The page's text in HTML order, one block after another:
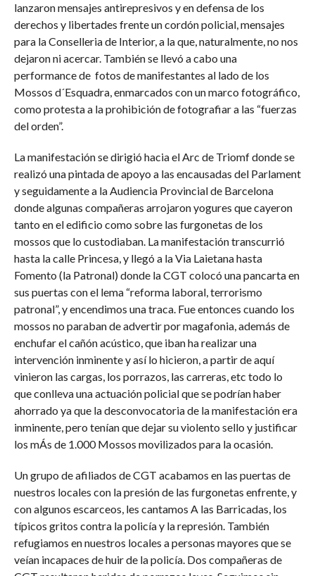
lanzaron mensajes antirepresivos y en defensa de los
derechos y libertades frente un cordón policial, mensajes
para la Conselleria de Interior, a la que, naturalmente, no nos
dejaron ni acercar. También se llevó a cabo una
performance de fotos de manifestantes al lado de los
Mossos d´Esquadra, enmarcados con un marco fotográfico,
como protesta a la prohibición de fotografiar a las “fuerzas
del orden”.
La manifestación se dirigió hacia el Arc de Triomf donde se
realizó una pintada de apoyo a las encausadas del Parlament
y seguidamente a la Audiencia Provincial de Barcelona
donde algunas compañeras arrojaron yogures que cayeron
tanto en el edificio como sobre las furgonetas de los
mossos que lo custodiaban. La manifestación transcurrió
hasta la calle Princesa, y llegó a la Via Laietana hasta
Fomento (la Patronal) donde la CGT colocó una pancarta en
sus puertas con el lema “reforma laboral, terrorismo
patronal”, y encendimos una traca. Fue entonces cuando los
mossos no paraban de advertir por magafonia, además de
enchufar el cañón acústico, que iban ha realizar una
intervención inminente y así lo hicieron, a partir de aquí
vinieron las cargas, los porrazos, las carreras, etc todo lo
que conlleva una actuación policial que se podrían haber
ahorrado ya que la desconvocatoria de la manifestación era
inminente, pero tenían que dejar su violento sello y justificar
los mÁs de 1.000 Mossos movilizados para la ocasión.
Un grupo de afiliados de CGT acabamos en las puertas de
nuestros locales con la presión de las furgonetas enfrente, y
con algunos escarceos, les cantamos A las Barricadas, los
típicos gritos contra la policía y la represión. También
refugiamos en nuestros locales a personas mayores que se
veían incapaces de huir de la policía. Dos compañeras de